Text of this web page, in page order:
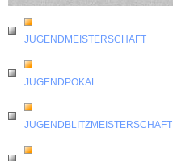
JUGENDMEISTERSCHAFT
JUGENDPOKAL
JUGENDBLITZMEISTERSCHAFT